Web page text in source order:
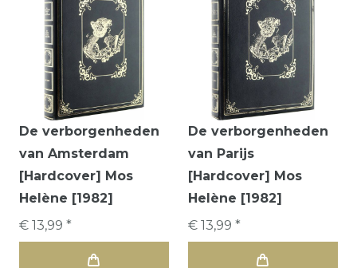
De verborgenheden
van Amsterdam
[Hardcover] Mos
Helène [1982]
€ 13,99 *
De verborgenheden
van Parijs
[Hardcover] Mos
Helène [1982]
€ 13,99 *